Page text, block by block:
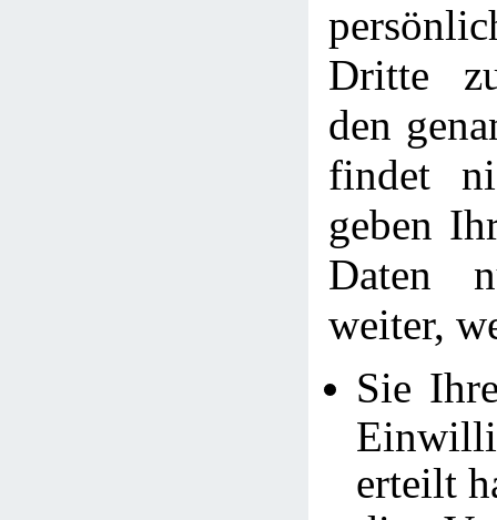
Dritte
den
findet
geben
Daten
weiter,
Sie
erteilt